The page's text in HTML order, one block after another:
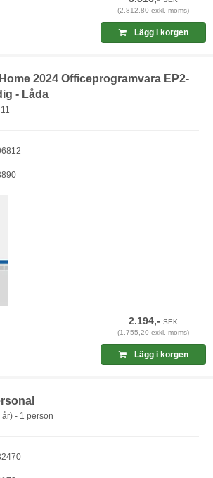
(2.812,80 exkl. moms)
Lägg i korgen
2024 Officeprogramvara EP2-
- Låda
2.194,-SEK
(1.755,20 exkl. moms)
Lägg i korgen
- 1 person